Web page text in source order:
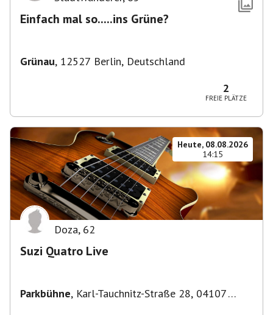
Einfach mal so.....ins Grüne?
Grünau, 12527 Berlin, Deutschland
2
FREIE PLÄTZE
Heute, 08.08.2026
14:15
Doza, 62
Suzi Quatro Live
Parkbühne, Karl-Tauchnitz-Straße 28, 04107